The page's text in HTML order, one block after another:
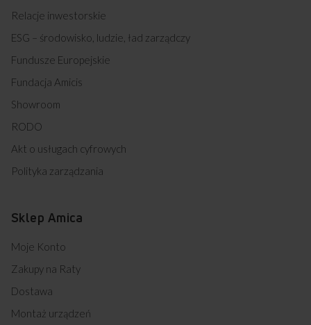
Relacje inwestorskie
ESG – środowisko, ludzie, ład zarządczy
Fundusze Europejskie
Fundacja Amicis
Showroom
RODO
Akt o usługach cyfrowych
Polityka zarządzania
Sklep Amica
Moje Konto
Zakupy na Raty
Dostawa
Montaż urządzeń